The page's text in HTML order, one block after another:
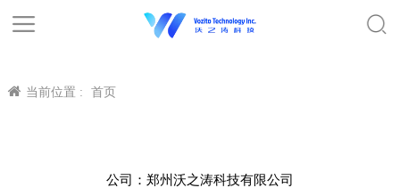
当前位置 : 首页
公司：郑州沃之涛科技有限公司